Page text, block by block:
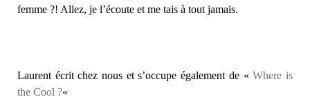
femme ?! Allez, je l’écoute et me tais à tout jamais.
Laurent écrit chez nous et s’occupe également de «Where is
the Cool ?«